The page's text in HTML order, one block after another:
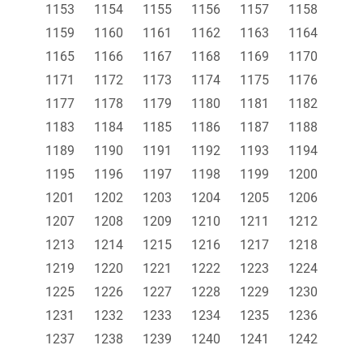
1153 1154 1155 1156 1157
1158
1159
1160 1161 1162 1163
1164
1165
1166 1167 1168 1169
1170
1171
1172 1173 1174 1175
1176
1177
1178 1179 1180 1181
1182
1183
1184 1185 1186 1187
1188
1189
1190 1191 1192 1193
1194
1195
1196 1197 1198 1199
1200
1201
1202 1203 1204 1205
1206
1207
1208 1209 1210 1211
1212
1213
1214 1215 1216 1217
1218
1219
1220 1221 1222 1223
1224
1225
1226 1227 1228 1229
1230
1231
1232 1233 1234 1235
1236
1237
1238 1239 1240 1241
1242